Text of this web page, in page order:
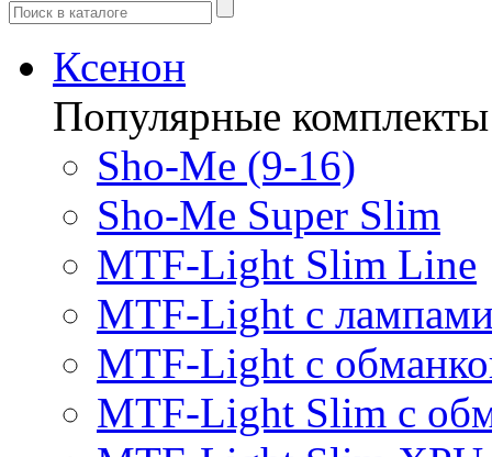
Ксенон
Популярные комплекты
Sho-Me (9-16)
Sho-Me Super Slim
MTF-Light Slim Line
MTF-Light с
MTF-Light с
MTF-Light Slim с